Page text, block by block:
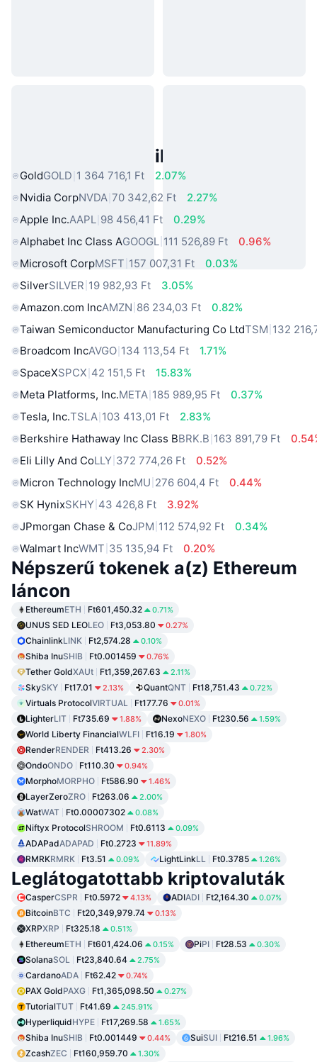
Népszerű Való Világbeli Eszközök
GoldGOLD 1 364 716,1 Ft
2.07%
Nvidia CorpNVDA 70 342,62 Ft
2.27%
Apple Inc.AAPL 98 456,41 Ft
0.29%
Alphabet Inc Class AGOOGL 111 526,89 Ft
0.96%
Microsoft CorpMSFT 157 007,31 Ft
0.03%
SilverSILVER 19 982,93 Ft
3.05%
Amazon.com IncAMZN 86 234,03 Ft
0.82%
Taiwan Semiconductor Manufacturing Co LtdTSM 132
Broadcom IncAVGO 134 113,54 Ft
1.71%
SpaceXSPCX 42 151,5 Ft
15.83%
Meta Platforms, Inc.META 185 989,95 Ft
0.37%
Tesla, Inc.TSLA 103 413,01 Ft
2.83%
Berkshire Hathaway Inc Class BBRK.B 163 891,79 Ft
Eli Lilly And CoLLY 372 774,26 Ft
0.52%
Micron Technology IncMU 276 604,4 Ft
0.44%
SK HynixSKHY 43 426,8 Ft
3.92%
JPmorgan Chase & CoJPM 112 574,92 Ft
0.34%
Walmart IncWMT 35 135,94 Ft 0.20%
Népszerű tokenek a(z) Ethereum
láncon
EthereumETH Ft601,450.32 0.71%
UNUS SED LEOLEO Ft3,053.80 0.27%
ChainlinkLINK Ft2,574.28 0.10%
Shiba InuSHIB Ft0.001459 0.76%
Tether GoldXAUt Ft1,359,267.63 2.11%
SkySKY Ft17.01 2.13% QuantQNT Ft18,751.43 0.72%
Virtuals ProtocolVIRTUAL Ft177.76 0.01%
LighterLIT Ft735.69 1.88% NexoNEXO Ft230.56 1.59%
World Liberty FinancialWLFI Ft16.19 1.80%
RenderRENDER Ft413.26 2.30%
OndoONDO Ft110.30 0.94%
MorphoMORPHO Ft586.90 1.46%
LayerZeroZRO Ft263.06 2.00%
WatWAT Ft0.00007302 0.08%
Niftyx ProtocolSHROOM Ft0.6113 0.09%
ADAPadADAPAD Ft0.2723 11.89%
RMRKRMRK Ft3.51 0.09% LightLinkLL Ft0.3785 1.26%
Leglátogatottabb kriptovaluták
CasperCSPR Ft0.5972 4.13% ADIADI Ft2,164.30 0.07%
BitcoinBTC Ft20,349,979.74 0.13%
XRPXRP Ft325.18 0.51%
EthereumETH Ft601,424.06 0.15% PiPI Ft28.53 0.30%
SolanaSOL Ft23,840.64 2.75%
CardanoADA Ft62.42 0.74%
PAX GoldPAXG Ft1,365,098.50 0.27%
TutorialTUT Ft41.69 245.91%
HyperliquidHYPE Ft17,269.58 1.65%
Shiba InuSHIB Ft0.001449 0.44% SuiSUI Ft216.51 1.96%
ZcashZEC Ft160,959.70 1.30%